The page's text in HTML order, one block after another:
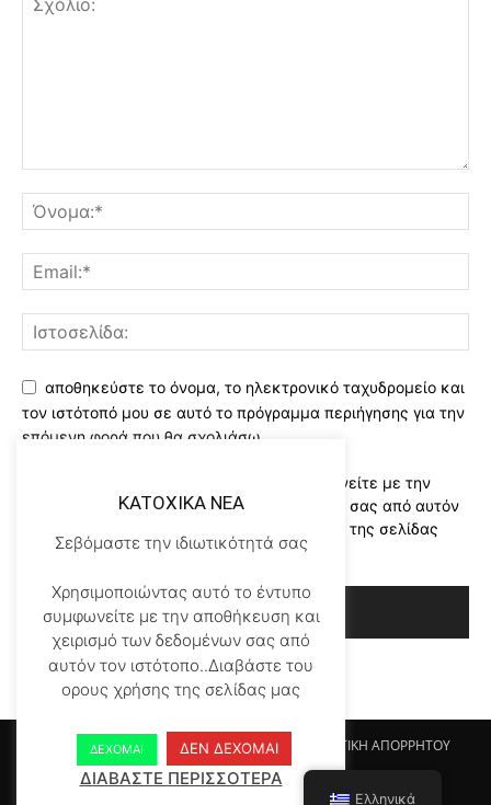
αποθηκεύστε το όνομα, το ηλεκτρονικό ταχυδρομείο και
τον ιστότοπό μου σε αυτό το πρόγραμμα περιήγησης για την
επόμενη φορά που θα σχολιάσω.
Χρησιμοποιώντας αυτό το έντυπο συμφωνείτε με την
αποθήκευση και χειρισμό των δεδομένων σας από αυτόν
τον ιστότοπο..Διαβάστε του ορους χρήσης της σελίδας
μας*
Αρχικη KATOHIKA NEA Login Register
ΠΟΛΙΤΙΚΗ ΑΠΟΡΡΗΤΟΥ
ΟΡΟΙ ΧΡΗΣΗΣ
ΕΠΙΚΟΙΝΩΝΙΑ
KATOXIKA NEA
Σεβόμαστε την ιδιωτικότητά σας
Χρησιμοποιώντας αυτό το έντυπο
συμφωνείτε με την αποθήκευση και
χειρισμό των δεδομένων σας από
αυτόν τον ιστότοπο..Διαβάστε του
ορους χρήσης της σελίδας μας
ΔΕΧΟΜΑΙ ΔΕΝ ΔΕΧΟΜΑΙ
ΔΙΑΒΑΣΤΕ ΠΕΡΙΣΣΟΤΕΡΑ
Ελληνικά